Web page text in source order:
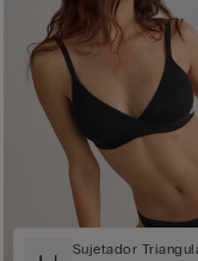
Sujetador